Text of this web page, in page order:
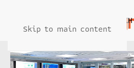
Skip to main content
ΑΡΧΙΚΗ